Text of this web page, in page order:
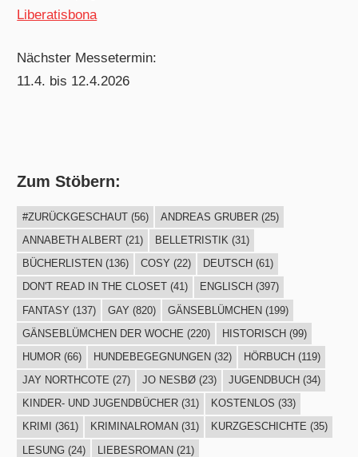
Liberatisbona
Nächster Messetermin:
11.4. bis 12.4.2026
Zum Stöbern:
#ZURÜCKGESCHAUT(56) ANDREAS GRUBER(25)
ANNABETH ALBERT(21) BELLETRISTIK (31)
BÜCHERLISTEN (136) COSY (22) DEUTSCH (61)
DON'T READ IN THE CLOSET(41) ENGLISCH (397)
FANTASY (137) GAY (820) GÄNSEBLÜMCHEN(199)
GÄNSEBLÜMCHEN DER WOCHE (220) HISTORISCH(99)
HUMOR(66) HUNDEBEGEGNUNGEN (32) HÖRBUCH (119)
JAY NORTHCOTE (27) JO NESBØ(23) JUGENDBUCH (34)
KINDER- UND JUGENDBÜCHER(31) KOSTENLOS (33)
KRIMI
(361) KRIMINALROMAN (31) KURZGESCHICHTE (35)
LESUNG(24) LIEBESROMAN(21)